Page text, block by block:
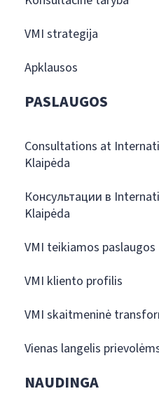
VMI strategija
Apklausos
PASLAUGOS
Consultations at
Klaipėda
Консультации в
Klaipėda
VMI teikiamos paslaugos
VMI kliento profilis
VMI skaitmeninė
Vienas langelis
NAUDINGA